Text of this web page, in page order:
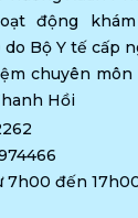
động
Bộ Y tế cấp
chuyên môn
Hồi
7h00 đến